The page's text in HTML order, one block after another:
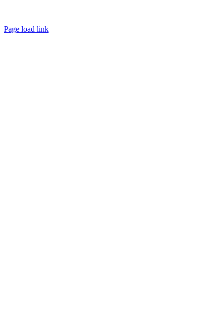
Page load link